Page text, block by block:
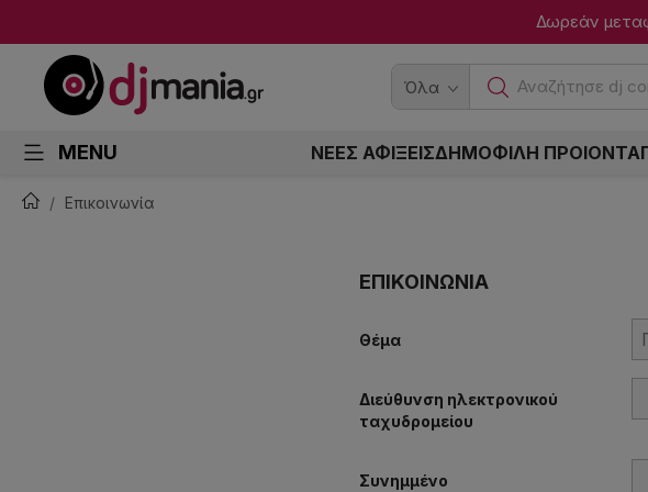
Δωρεάν
Όλα Αναζήτησε dj
MENU ΝΕΕΣ ΑΦΙΞΕΙΣΔΗΜΟΦΙΛΗ ΠΡΟΙΟΝΤΑ
Επικοινωνία
ΕΠΙΚΟΙΝΩΝΊΑ
Θέμα
Διεύθυνση ηλεκτρονικού
ταχυδρομείου
Συνημμένο